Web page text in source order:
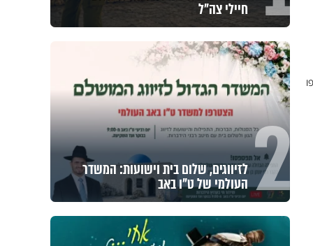
חיילי צה"ל
2 לזיווגים, שלום בית וישועות: המשדר
העולמי של ט"ו באב